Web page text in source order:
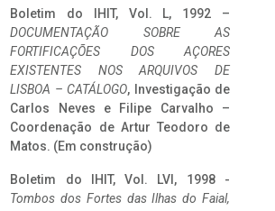
Boletim do IHIT, Vol. L, 1992 –
DOCUMENTAÇÃO SOBRE AS
FORTIFICAÇÕES DOS AÇORES
EXISTENTES NOS ARQUIVOS DE
LISBOA – CATÁLOGO, Investigação de
Carlos Neves e Filipe Carvalho –
Coordenação de Artur Teodoro de
Matos. (Em construção)
Boletim do IHIT, Vol. LVI, 1998 -
Tombos dos Fortes das Ilhas do Faial,